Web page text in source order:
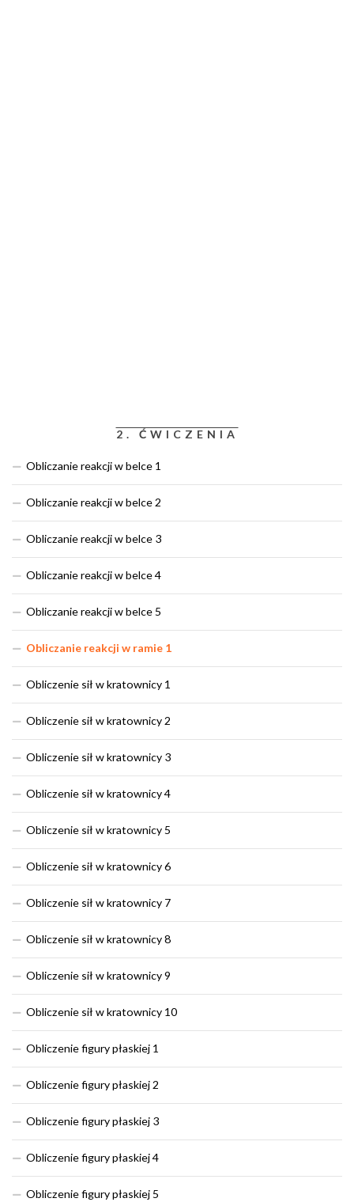
2. ĆWICZENIA
Obliczanie reakcji w belce 1
Obliczanie reakcji w belce 2
Obliczanie reakcji w belce 3
Obliczanie reakcji w belce 4
Obliczanie reakcji w belce 5
Obliczanie reakcji w ramie 1
Obliczenie sił w kratownicy 1
Obliczenie sił w kratownicy 2
Obliczenie sił w kratownicy 3
Obliczenie sił w kratownicy 4
Obliczenie sił w kratownicy 5
Obliczenie sił w kratownicy 6
Obliczenie sił w kratownicy 7
Obliczenie sił w kratownicy 8
Obliczenie sił w kratownicy 9
Obliczenie sił w kratownicy 10
Obliczenie figury płaskiej 1
Obliczenie figury płaskiej 2
Obliczenie figury płaskiej 3
Obliczenie figury płaskiej 4
Obliczenie figury płaskiej 5